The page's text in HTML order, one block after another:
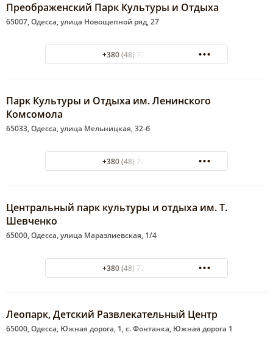
Преображенский Парк Культуры и Отдыха
65007, Одесса, улица Новощепной ряд, 27
+380 (48) 722-68-79
Парк Культуры и Отдыха им. Ленинского
Комсомола
65033, Одесса, улица Мельницкая, 32-б
+380 (48) 732-61-98
Центральный парк культуры и отдыха им. Т.
Шевченко
65000, Одесса, улица Маразлиевская, 1/4
+380 (48) 722-12-94
Леопарк, Детский Развлекательный Центр
65000, Одесса, Южная дорога, 1, с. Фонтанка, Южная дорога 1